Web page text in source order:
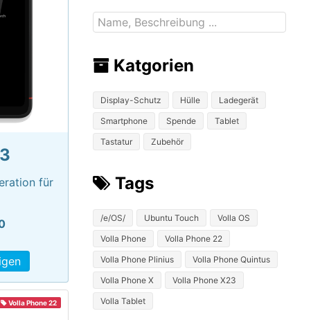
für
Volla Phone 22
Katgorien
Display-Schutz Hülle
Ladegerät
Smartphone
Spende
Tablet
Tastatur
Zubehör
Tags
/e/OS/ Ubuntu Touch
Volla OS
Volla Phone
Volla Phone 22
Volla Phone Plinius
Volla Phone Quintus
Volla Phone X
Volla Phone X23
Volla Tablet